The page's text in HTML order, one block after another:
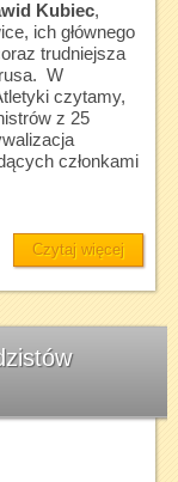
Kubiec,
ich głównego
trudniejsza
W
czytamy,
z 25
członkami
Czytaj więcej